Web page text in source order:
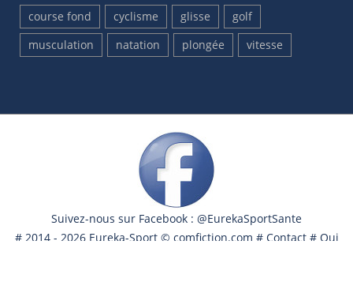
course fond cyclisme glisse
golf
musculation
natation plongée vitesse
Suivez-nous sur Facebook : @EurekaSportSante
# 2014 - 2026 Eureka-Sport © comfiction.com # Contact# Qui